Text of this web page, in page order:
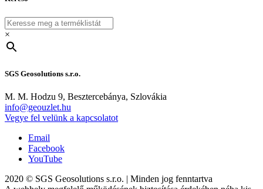
×
SGS Geosolutions s.r.o.
M. M. Hodzu 9, Besztercebánya, Szlovákia
info@geouzlet.hu
Vegye fel velünk a kapcsolatot
Email
Facebook
YouTube
2020 © SGS Geosolutions s.r.o. | Minden jog fenntartva